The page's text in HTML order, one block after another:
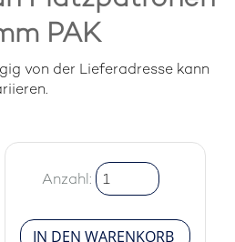
PAK
von der Lieferadresse kann
Anzahl: